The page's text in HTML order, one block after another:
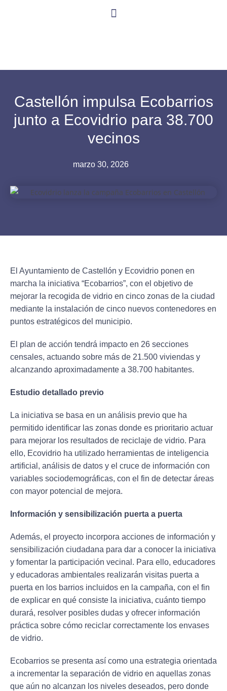
Castellón impulsa Ecobarrios
junto a Ecovidrio para 38.700
vecinos
marzo 30, 2026
El Ayuntamiento de Castellón y Ecovidrio ponen en
marcha la iniciativa “Ecobarrios”, con el objetivo de
mejorar la recogida de vidrio en cinco zonas de la ciudad
mediante la instalación de cinco nuevos contenedores en
puntos estratégicos del municipio.
El plan de acción tendrá impacto en 26 secciones
censales, actuando sobre más de 21.500 viviendas y
alcanzando aproximadamente a 38.700 habitantes.
Estudio detallado previo
La iniciativa se basa en un análisis previo que ha
permitido identificar las zonas donde es prioritario actuar
para mejorar los resultados de reciclaje de vidrio. Para
ello, Ecovidrio ha utilizado herramientas de inteligencia
artificial, análisis de datos y el cruce de información con
variables sociodemográficas, con el fin de detectar áreas
con mayor potencial de mejora.
Información y sensibilización puerta a puerta
Además, el proyecto incorpora acciones de información y
sensibilización ciudadana para dar a conocer la iniciativa
y fomentar la participación vecinal. Para ello, educadores
y educadoras ambientales realizarán visitas puerta a
puerta en los barrios incluidos en la campaña, con el fin
de explicar en qué consiste la iniciativa, cuánto tiempo
durará, resolver posibles dudas y ofrecer información
práctica sobre cómo reciclar correctamente los envases
de vidrio.
Ecobarrios se presenta así como una estrategia orientada
a incrementar la separación de vidrio en aquellas zonas
que aún no alcanzan los niveles deseados, pero donde